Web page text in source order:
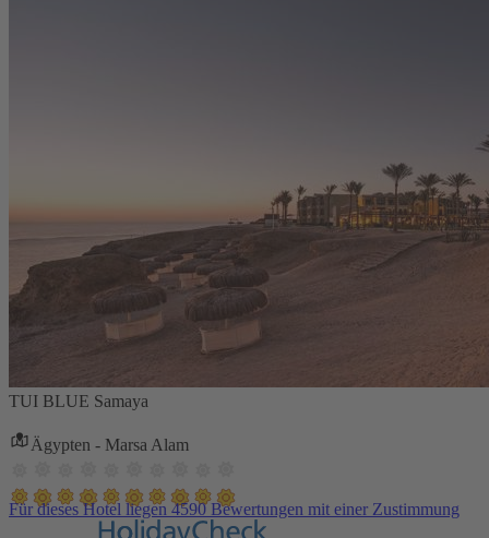
TUI BLUE Samaya
Ägypten - Marsa Alam
Für dieses Hotel liegen 4590 Bewertungen mit einer Zustimmung